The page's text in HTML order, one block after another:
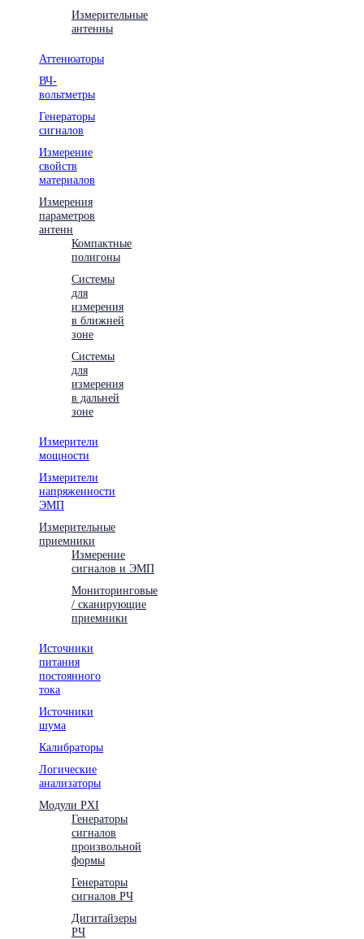
Измерительные
антенны
Аттенюаторы
ВЧ-
вольтметры
Генераторы
сигналов
Измерение
свойств
материалов
Измерения
параметров
антенн
Компактные
полигоны
Системы
для
измерения
в ближней
зоне
Системы
для
измерения
в дальней
зоне
Измерители
мощности
Измерители
напряженности
ЭМП
Измерительные
приемники
Измерение
сигналов и ЭМП
Мониторинговые
/ сканирующие
приемники
Источники
питания
постоянного
тока
Источники
шума
Калибраторы
Логические
анализаторы
Модули PXI
Генераторы
сигналов
произвольной
формы
Генераторы
сигналов РЧ
Дигитайзеры
РЧ